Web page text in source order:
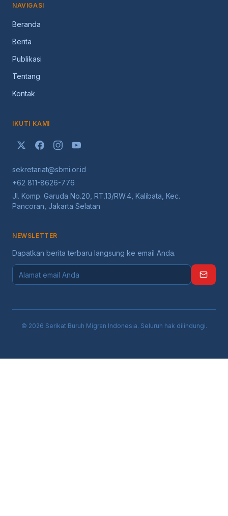
NAVIGASI
Beranda
Berita
Publikasi
Tentang
Kontak
IKUTI KAMI
sekretariat@sbmi.or.id
+62 811-8626-776
Jl. Komp. Garuda No.20, RT.13/RW.4, Kalibata, Kec.
Pancoran, Jakarta Selatan
NEWSLETTER
Dapatkan berita terbaru langsung ke email Anda.
© 2026 Serikat Buruh Migran Indonesia. Seluruh hak dilindungi.